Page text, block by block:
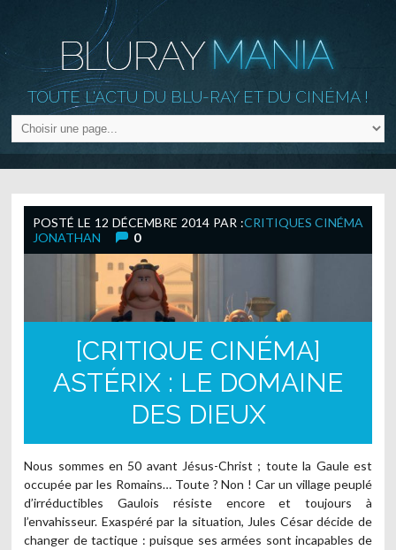
TOUTE L'ACTU DU BLU-RAY ET DU CINÉMA !
CRITIQUES CINÉMA
POSTÉ LE 12 DÉCEMBRE 2014 PAR :
JONATHAN
0
[CRITIQUE CINÉMA]
ASTÉRIX : LE DOMAINE
DES DIEUX
Nous sommes en 50 avant Jésus-Christ ; toute la Gaule est
occupée par les Romains… Toute ? Non ! Car un village peuplé
d’irréductibles Gaulois résiste encore et toujours à
l’envahisseur. Exaspéré par la situation, Jules César décide de
changer de tactique : puisque ses armées sont incapables de